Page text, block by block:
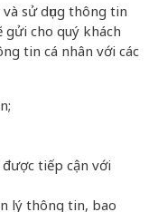
sử dụng thông tin
gửi cho quý khách
tin cá nhân với các
tiếp cận với
lý thông tin, bao